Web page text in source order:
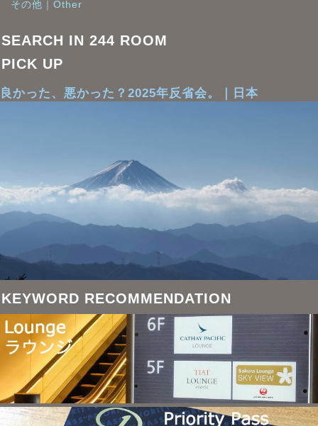
その他｜Other
SEARCH IN 244 ROOM
PICK UP
良かった、悪かった？2025年反省会。｜日本
KEYWORD RECOMMENDATION